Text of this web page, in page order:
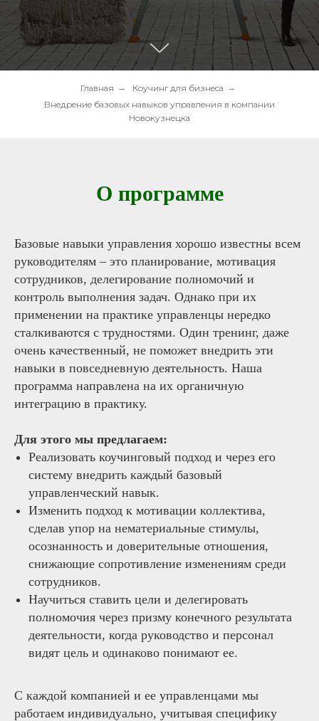
Главная → Коучинг для бизнеса →
Внедрение базовых навыков управления в компании
Новокузнецка
О программе
Базовые навыки управления хорошо известны всем
руководителям – это планирование, мотивация
сотрудников, делегирование полномочий и
контроль выполнения задач. Однако при их
применении на практике управленцы нередко
сталкиваются с трудностями. Один тренинг, даже
очень качественный, не поможет внедрить эти
навыки в повседневную деятельность. Наша
программа направлена на их органичную
интеграцию в практику.
Для этого мы предлагаем:
Реализовать коучинговый подход и через его
систему внедрить каждый базовый
управленческий навык.
Изменить подход к мотивации коллектива,
сделав упор на нематериальные стимулы,
осознанность и доверительные отношения,
снижающие сопротивление изменениям среди
сотрудников.
Научиться ставить цели и делегировать
полномочия через призму конечного результата
деятельности, когда руководство и персонал
видят цель и одинаково понимают ее.
С каждой компанией и ее управленцами мы
работаем индивидуально, учитывая специфику